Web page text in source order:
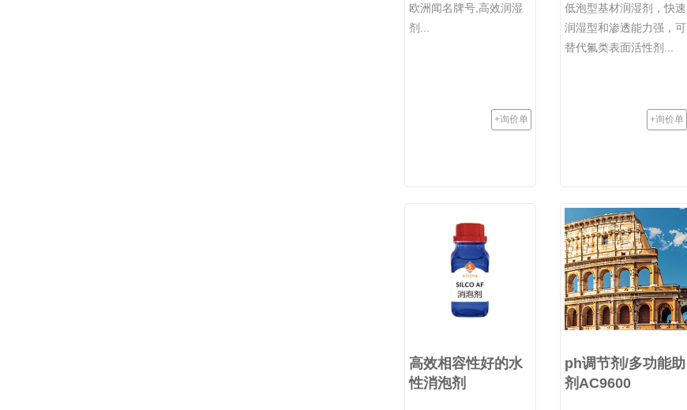
欧洲闻名牌号,高效润湿
剂...
+询价单
低泡型基材润湿剂，快速
润湿型和渗透能力强，可
替代氟类表面活性剂...
+询价单
高效相容性好的水
性消泡剂
ph调节剂/多功能助
剂AC9600